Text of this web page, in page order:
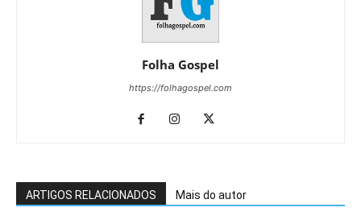
Folha Gospel
https://folhagospel.com
ARTIGOS RELACIONADOS Mais do autor